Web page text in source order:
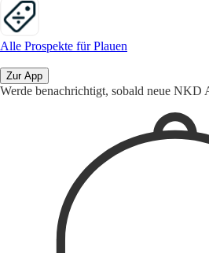
Alle Prospekte für Plauen
Zur App
Werde benachrichtigt, sobald neue NKD